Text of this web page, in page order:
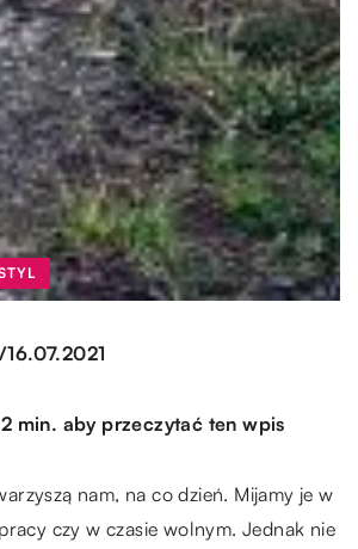
/16.07.2021
min. aby przeczytać ten wpis
nam, na co dzień. Mijamy je w
czy w czasie wolnym. Jednak nie